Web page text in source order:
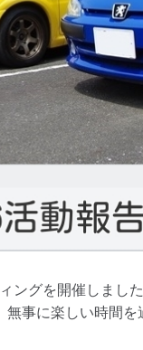
ングを開催しました
事に楽しい時間を